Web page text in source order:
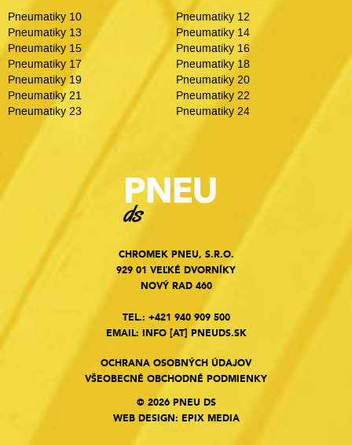
Pneumatiky 10
Pneumatiky 12
Pneumatiky 13
Pneumatiky 14
Pneumatiky 15
Pneumatiky 16
Pneumatiky 17
Pneumatiky 18
Pneumatiky 19
Pneumatiky 20
Pneumatiky 21
Pneumatiky 22
Pneumatiky 23
Pneumatiky 24
CHROMEK PNEU, S.R.O.
929 01 VEĽKÉ DVORNÍKY
NOVÝ RAD 460
TEL.: +421 940 909 500
EMAIL: INFO[AT] PNEUDS.SK
OCHRANA OSOBNÝCH ÚDAJOV
VŠEOBECNÉ OBCHODNÉ PODMIENKY
© 2026 PNEU DS
WEB DESIGN: EPIX MEDIA